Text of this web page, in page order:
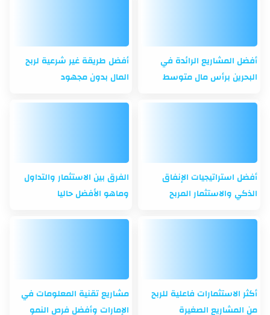
أفضل المشاريع الرائدة في
البحرين برأس مال متوسط
أفضل طريقة غير شرعية لربح
المال بدون مجهود
أفضل استراتيجيات الإنفاق
الذكي والاستثمار المربح
الفرق بين الاستثمار والتداول
وماهو الأفضل حاليا
أكثر الاستثمارات فاعلية للربح
من المشاريع الصغيرة
مشاريع تقنية المعلومات في
الإمارات وأفضل فرص النمو